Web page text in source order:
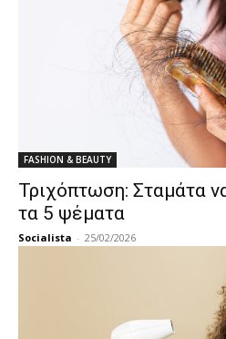
FASHION & BEAUTY
Τριχόπτωση: Σταμάτα
τα 5 ψέματα
Socialista - 25/02/2026